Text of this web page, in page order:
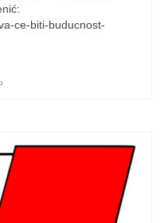
ce-biti-buducnost-